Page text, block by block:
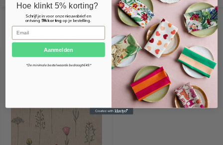
Recent bekeken
OEKO-TEX KEURMERK
Hoe klinkt 5% korting?
Schrijf je in voor onze nieuwsbrief en
ontvang 5% kortingop je bestelling.
Email
Aanmelden
*De minimale bestelwaarde bedraagt €49.*